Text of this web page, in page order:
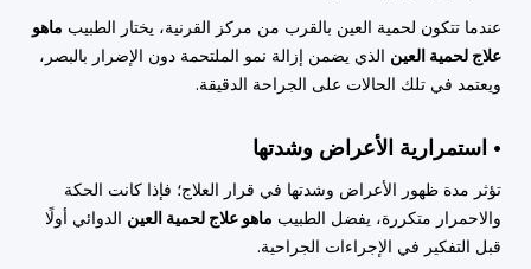
عندما تتكون لحمية العين بالقرب من مركز القرنية، يختار الطبيب ماهو
علاج لحمية العين الذي يضمن إزالة نمو الملتحمة دون الإضرار بالبصر،
ويعتمد في تلك الحالات على الجراحة الدقيقة.
• استمرارية الأعراض وشدتها
تؤثر مدة ظهور الأعراض وشدتها في قرار العلاج؛ فإذا كانت الحكة
والاحمرار متكررة، يفضل الطبيب ماهو علاج لحمية العين الدوائي أولًا
قبل التفكير في الإجراءات الجراحية.